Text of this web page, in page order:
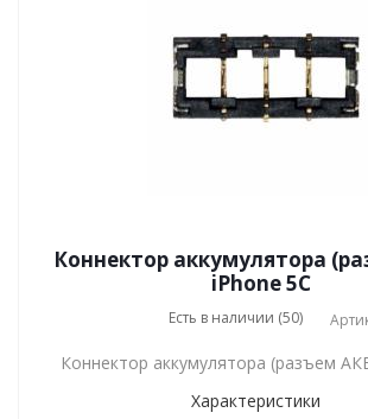
Коннектор аккумулятора
iPhone 5C
Есть в наличии (50)
Коннектор аккумулятора (разъем
Характеристики